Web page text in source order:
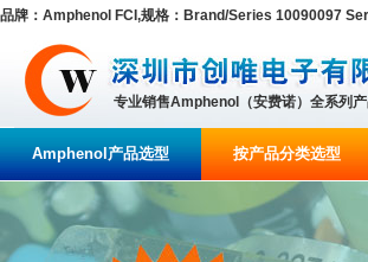
品牌：Amphenol FCI,规格：Brand/Series 10090097
专业销售Amphenol（安费诺）全系列
Amphenol产品选型 按产品分类选型